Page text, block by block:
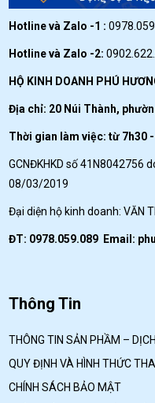
Hotline và Zalo -1 :
Hotline và Zalo -2:
HỘ KINH DOANH PHÚ
Địa chỉ: 20 Núi Thành,
Thời gian làm việc: từ 7h30
GCNĐKHKD số 41N8042756
08/03/2019
Đại diện hộ kinh doanh: VĂN
ĐT: 0978.059.089 Email:
Thông Tin
THÔNG TIN SẢN PHẦM –
QUY ĐỊNH VÀ HÌNH THỨC
CHÍNH SÁCH BẢO MẬT